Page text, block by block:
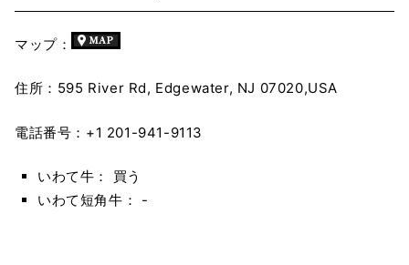
マップ：
住所：595 River Rd, Edgewater, NJ 07020,USA
電話番号：+1 201-941-9113
いわて牛： 買う
いわて短角牛： -